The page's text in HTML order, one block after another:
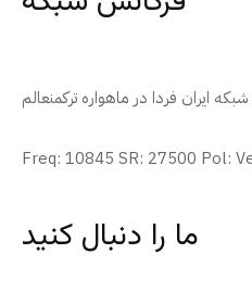
Freq: 10845 SR: 27500 Pol:
ما را دنبال کنید